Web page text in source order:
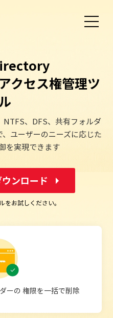
クセス権管理ツ
NTFS、DFS、共有フォルダ
ユーザーのニーズに応じた
を実現できます
ンロード
をお試しください。
ーの 権限を一括で削除